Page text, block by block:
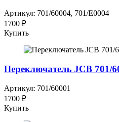
Артикул: 701/60004, 701/E0004
1700 ₽
Купить
Переключатель JCB 701/
Артикул: 701/60001
1700 ₽
Купить